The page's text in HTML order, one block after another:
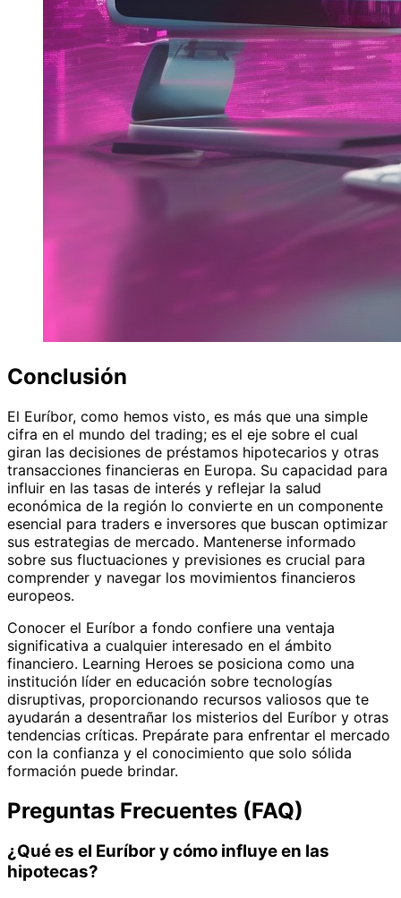
Conclusión
El Euríbor, como hemos visto, es más que una simple
cifra en el mundo del trading; es el eje sobre el cual
giran las decisiones de préstamos hipotecarios y otras
transacciones financieras en Europa. Su capacidad para
influir en las tasas de interés y reflejar la salud
económica de la región lo convierte en un componente
esencial para traders e inversores que buscan optimizar
sus estrategias de mercado. Mantenerse informado
sobre sus fluctuaciones y previsiones es crucial para
comprender y navegar los movimientos financieros
europeos.
Conocer el Euríbor a fondo confiere una ventaja
significativa a cualquier interesado en el ámbito
financiero. Learning Heroes se posiciona como una
institución líder en educación sobre tecnologías
disruptivas, proporcionando recursos valiosos que te
ayudarán a desentrañar los misterios del Euríbor y otras
tendencias críticas. Prepárate para enfrentar el mercado
con la confianza y el conocimiento que solo sólida
formación puede brindar.
Preguntas Frecuentes (FAQ)
¿Qué es el Euríbor y cómo influye en las
hipotecas?